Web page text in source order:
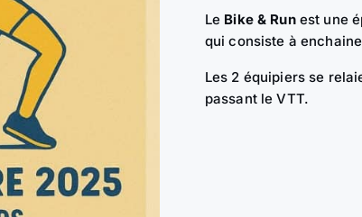
Le Bike & Runest une
qui consiste à
Les 2 équipiers se
passant le VTT.